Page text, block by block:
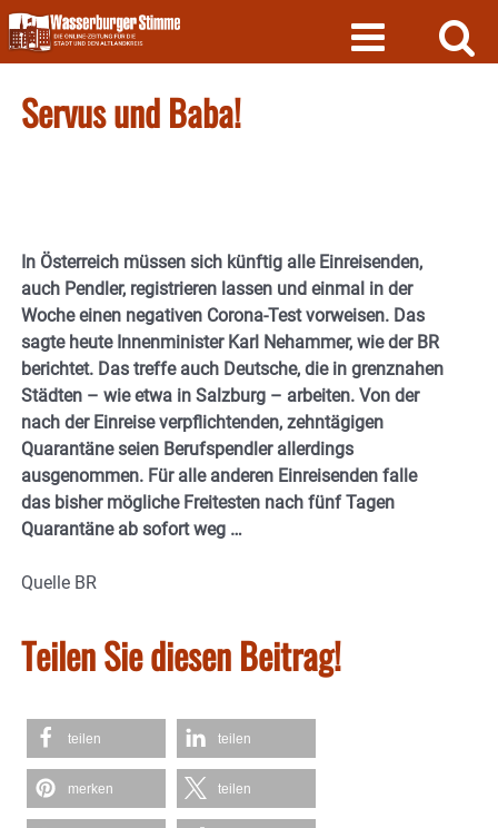
Skip
to
content
Servus und Baba!
In Österreich müssen sich künftig alle Einreisenden,
auch Pendler, registrieren lassen und einmal in der
Woche einen negativen Corona-Test vorweisen. Das
sagte heute Innenminister Karl Nehammer, wie der BR
berichtet. Das treffe auch Deutsche, die in grenznahen
Städten – wie etwa in Salzburg – arbeiten. Von der
nach der Einreise verpflichtenden, zehntägigen
Quarantäne seien Berufspendler allerdings
ausgenommen. Für alle anderen Einreisenden falle
das bisher mögliche Freitesten nach fünf Tagen
Quarantäne ab sofort weg …
Quelle BR
Teilen Sie diesen Beitrag!
teilen teilen
merken teilen